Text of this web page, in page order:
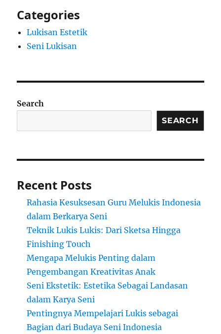
Categories
Lukisan Estetik
Seni Lukisan
Search
SEARCH
Recent Posts
Rahasia Kesuksesan Guru Melukis Indonesia
dalam Berkarya Seni
Teknik Lukis Lukis: Dari Sketsa Hingga
Finishing Touch
Mengapa Melukis Penting dalam
Pengembangan Kreativitas Anak
Seni Ekstetik: Estetika Sebagai Landasan
dalam Karya Seni
Pentingnya Mempelajari Lukis sebagai
Bagian dari Budaya Seni Indonesia